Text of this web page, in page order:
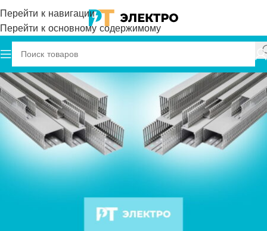
Перейти к навигации
Перейти к основному содержимому